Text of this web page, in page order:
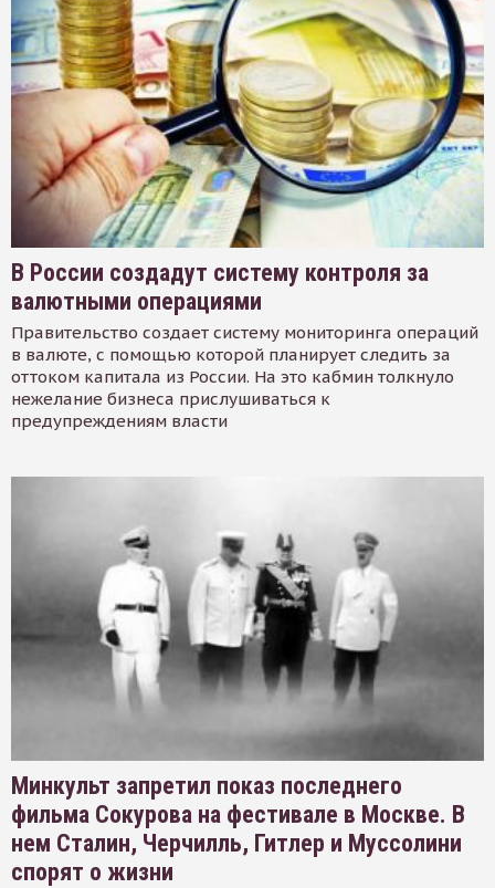
В России создадут систему контроля за
валютными операциями
Правительство создает систему мониторинга операций
в валюте, с помощью которой планирует следить за
оттоком капитала из России. На это кабмин толкнуло
нежелание бизнеса прислушиваться к
предупреждениям власти
Минкульт запретил показ последнего
фильма Сокурова на фестивале в Москве. В
нем Сталин, Черчилль, Гитлер и Муссолини
спорят о жизни